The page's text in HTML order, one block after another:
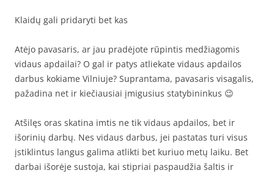
Klaidų gali pridaryti bet kas
Atėjo pavasaris, ar jau pradėjote rūpintis medžiagomis
vidaus apdailai? O gal ir patys atliekate vidaus apdailos
darbus kokiame Vilniuje? Suprantama, pavasaris visagalis,
pažadina net ir kiečiausiai įmigusius statybininkus 😉
Atšilęs oras skatina imtis ne tik vidaus apdailos, bet ir
išorinių darbų. Nes vidaus darbus, jei pastatas turi visus
įstiklintus langus galima atlikti bet kuriuo metų laiku. Bet
darbai išorėje sustoja, kai stipriai paspaudžia šaltis ir